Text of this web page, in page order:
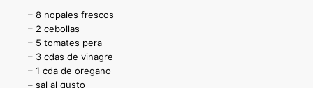
– 8 nopales frescos
– 2 cebollas
– 5 tomates pera
– 3 cdas de vinagre
– 1 cda de oregano
– sal al gusto